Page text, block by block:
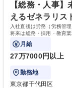
【総務・人事
えるゼネラリス
入社直後は労務（労務管
将来は総務・採用・教育
ます。
月給
27万7000円以上
勤務地
東京都千代田区